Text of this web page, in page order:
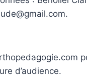
d’audience.